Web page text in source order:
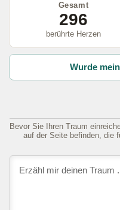
Gesamt
296
berührte Herzen
Wurde
Bevor Sie Ihren Traum
auf der Seite befinden, die